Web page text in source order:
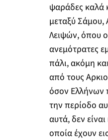
ψαράδες καλά
μεταξύ Σάμου,
Λειψών, όπου
ανεμότρατες
πάλι, ακόμη
από τους
όσον Ελλήνων
την περίοδο
αυτά, δεν
οποία έχουν